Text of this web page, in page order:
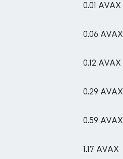
0.01 AVAX
0.06 AVAX
0.12 AVAX
0.29 AVAX
0.59 AVAX
1.17 AVAX